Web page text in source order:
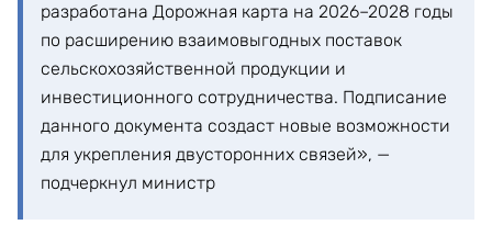
разработана Дорожная карта на 2026–2028 годы
по расширению взаимовыгодных поставок
сельскохозяйственной продукции и
инвестиционного сотрудничества. Подписание
данного документа создаст новые возможности
для укрепления двусторонних связей», —
подчеркнул министр